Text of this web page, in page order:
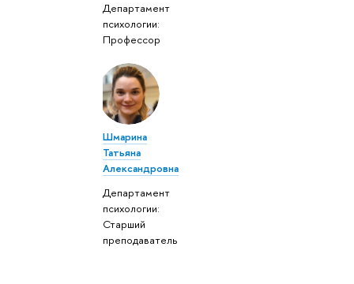
Департамент
психологии:
Профессор
Шмарина
Татьяна
Александровна
Департамент
психологии:
Старший
преподаватель